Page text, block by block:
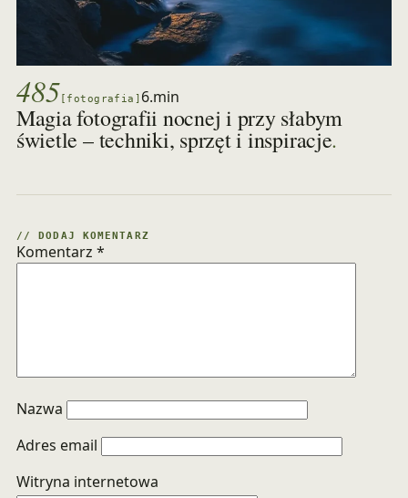
485 [fotografia] 6.min
Magia fotografii nocnej i przy słabym
świetle – techniki, sprzęt i inspiracje.
// DODAJ KOMENTARZ
Komentarz *
Nazwa
Adres email
Witryna internetowa